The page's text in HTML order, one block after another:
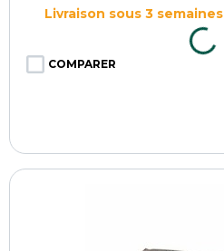
Livraison sous 3 semaines
COMPARER